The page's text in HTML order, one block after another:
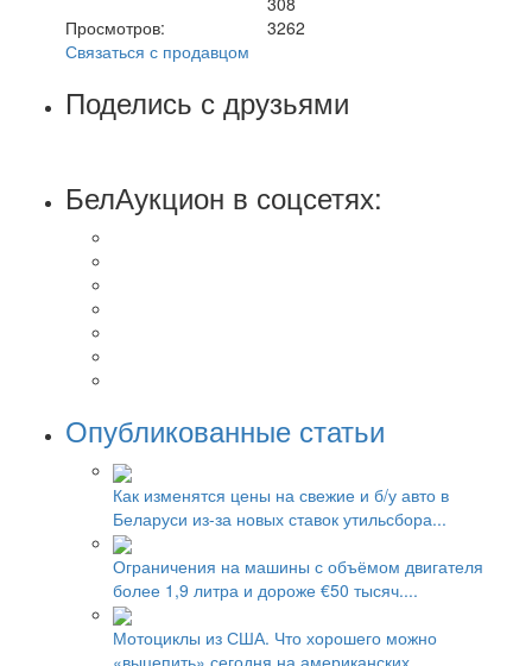
Просмотров:
3262
Связаться с продавцом
Поделись с друзьями
БелАукцион в соцсетях:
Опубликованные статьи
Как изменятся цены на свежие и б/у авто в
Беларуси из-за новых ставок утильсбора...
Ограничения на машины с объёмом двигателя
более 1,9 литра и дороже €50 тысяч....
Мотоциклы из США. Что хорошего можно